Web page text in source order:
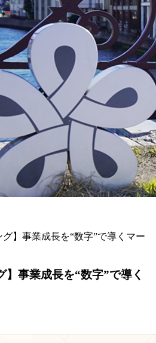
グ】事業成長を“数字”で導くマー
】事業成長を“数字”で導く